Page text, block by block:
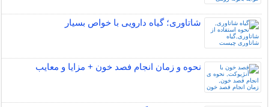
شاتاوری؛ گیاه دارویی با خواص بسیار
نحوه و زمان انجام فصد خون + مزایا و معایب